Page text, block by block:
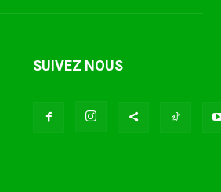
SUIVEZ NOUS